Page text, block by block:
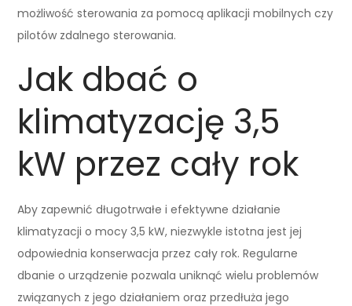
możliwość sterowania za pomocą aplikacji mobilnych czy
pilotów zdalnego sterowania.
Jak dbać o
klimatyzację 3,5
kW przez cały rok
Aby zapewnić długotrwałe i efektywne działanie
klimatyzacji o mocy 3,5 kW, niezwykle istotna jest jej
odpowiednia konserwacja przez cały rok. Regularne
dbanie o urządzenie pozwala uniknąć wielu problemów
związanych z jego działaniem oraz przedłuża jego